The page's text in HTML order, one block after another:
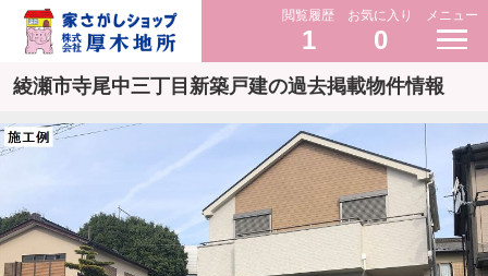
閲覧履歴
1
お気に入り
0
メニュー
綾瀬市寺尾中三丁目新築戸建の過去掲載物件情報